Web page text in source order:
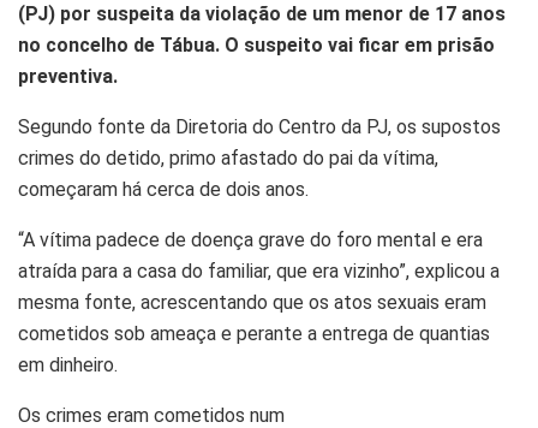
(PJ) por suspeita da violação de um menor de 17 anos
no concelho de Tábua. O suspeito vai ficar em prisão
preventiva.
Segundo fonte da Diretoria do Centro da PJ, os supostos
crimes do detido, primo afastado do pai da vítima,
começaram há cerca de dois anos.
“A vítima padece de doença grave do foro mental e era
atraída para a casa do familiar, que era vizinho”, explicou a
mesma fonte, acrescentando que os atos sexuais eram
cometidos sob ameaça e perante a entrega de quantias
em dinheiro.
Os crimes eram cometidos num